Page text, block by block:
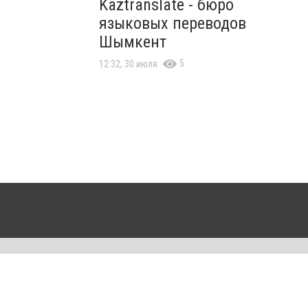
Kaztranslate - бюро
языковых переводов
Шымкент
12:32, 30 июля 5